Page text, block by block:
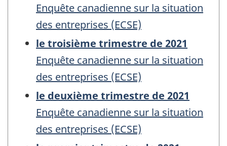
Enquête canadienne sur la situation
des entreprises (ECSE)
le troisième trimestre de 2021
Enquête canadienne sur la situation
des entreprises (ECSE)
le deuxième trimestre de 2021
Enquête canadienne sur la situation
des entreprises (ECSE)